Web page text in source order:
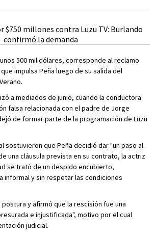
500 mil dólares, corresponde al reclamo
impulsa Peña luego de su salida del
a mediados de junio, cuando la conductora
falsa relacionada con el padre de Jorge
de formar parte de la programación de Luzu
sostuvieron que Peña decidió dar "un paso al
una cláusula prevista en su contrato, la actriz
se trató de un despido encubierto,
informal y sin respetar las condiciones
y afirmó que la rescisión fue una
e injustificada", motivo por el cual
judicial.